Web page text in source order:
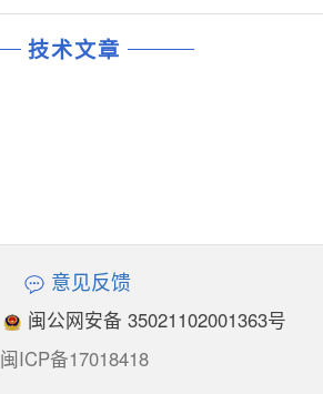
技术文章
意见反馈
闽公网安备 35021102001363号
闽ICP备17018418